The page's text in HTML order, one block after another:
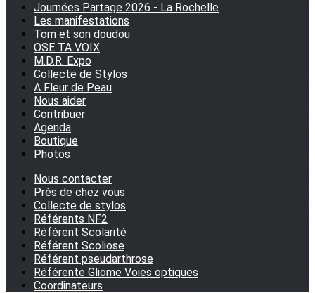
Journées Partage 2026 - La Rochelle
Les manifestations
Tom et son doudou
OSE TA VOIX
M.D.R. Expo
Collecte de Stylos
A Fleur de Peau
Nous aider
Contribuer
Agenda
Boutique
Photos
Nous contacter
Près de chez vous
Collecte de stylos
Référents NF2
Référent Scolarité
Référent Scoliose
Référent pseudarthrose
Référente Gliome Voies optiques
Coordinateurs